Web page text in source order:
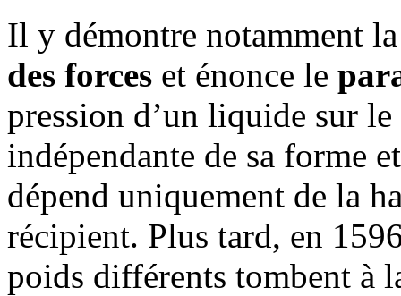
Il y démontre notamment
des forces et énonce le
pression d’un liquide sur
indépendante de sa forme
dépend uniquement de la
récipient. Plus tard, en
poids différents tombent à